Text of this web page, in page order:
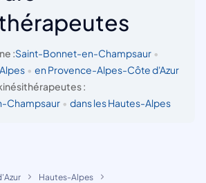
:Saint-Bonnet-en-Champsaur •
• en Provence-Alpes-Côte d'Azur
:
Champsaur • dans les Hautes-Alpes
Hautes-Alpes